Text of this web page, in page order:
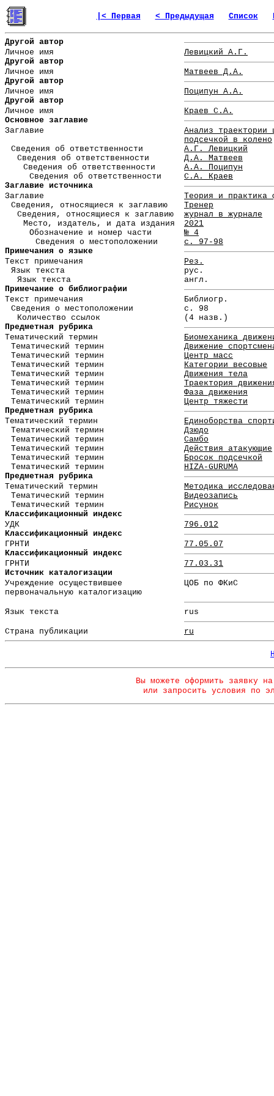
|< Первая < Предыдущая Список
Другой автор
Личное имя
Левицкий А.Г.
Другой автор
Личное имя
Матвеев Д.А.
Другой автор
Личное имя
Поципун А.А.
Другой автор
Личное имя
Краев С.А.
Основное заглавие
Заглавие
Анализ траектории
подсечкой в колено
Сведения об ответственности
А.Г. Левицкий
Сведения об ответственности
Д.А. Матвеев
Сведения об ответственности
А.А. Поципун
Сведения об ответственности
С.А. Краев
Заглавие источника
Заглавие
Теория и практика
Сведения, относящиеся к заглавию
Тренер
Сведения, относящиеся к заглавию
журнал в журнале
Место, издатель, и дата издания
2021
Обозначение и номер части
№ 4
Сведения о местоположении
с. 97-98
Примечания о языке
Текст примечания
Рез.
Язык текста
рус.
Язык текста
англ.
Примечание о библиографии
Текст примечания
Библиогр.
Сведения о местоположении
с. 98
Количество ссылок
(4 назв.)
Предметная рубрика
Тематический термин
Биомеханика
Тематический термин
Движение
Тематический термин
Центр масс
Тематический термин
Категории весовые
Тематический термин
Движения тела
Тематический термин
Траектория
Тематический термин
Фаза движения
Тематический термин
Центр тяжести
Предметная рубрика
Тематический термин
Единоборства
Тематический термин
Дзюдо
Тематический термин
Самбо
Тематический термин
Действия атакующие
Тематический термин
Бросок подсечкой
Тематический термин
HIZA-GURUMA
Предметная рубрика
Тематический термин
Методика
Тематический термин
Видеозапись
Тематический термин
Рисунок
Классификационный индекс
УДК
796.012
Классификационный индекс
ГРНТИ
77.05.07
Классификационный индекс
ГРНТИ
77.03.31
Источник каталогизации
Учреждение осуществившее
первоначальную каталогизацию
ЦОБ по ФКиС
Язык текста rus
Страна публикации ru
Вы можете оформить заявку
или запросить условия по